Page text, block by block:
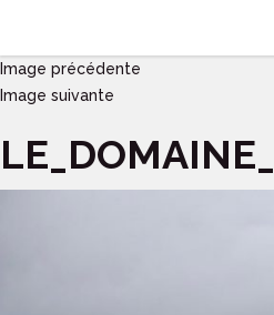
Image précédente
Image suivante